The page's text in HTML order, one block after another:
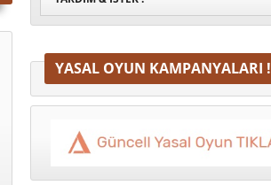
YASAL OYUN KAMPANYALARI !